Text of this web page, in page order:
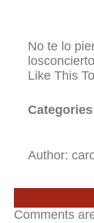
No te lo
Like This
Author:
Comments